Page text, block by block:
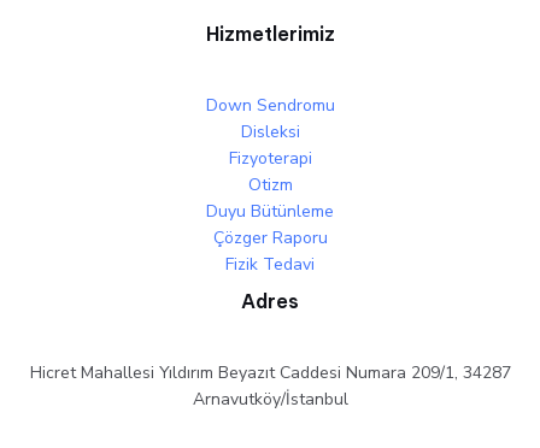
Hizmetlerimiz
Down Sendromu
Disleksi
Fizyoterapi
Otizm
Duyu Bütünleme
Çözger Raporu
Fizik Tedavi
Adres
Hicret Mahallesi Yıldırım Beyazıt Caddesi Numara 209/1, 34287
Arnavutköy/İstanbul